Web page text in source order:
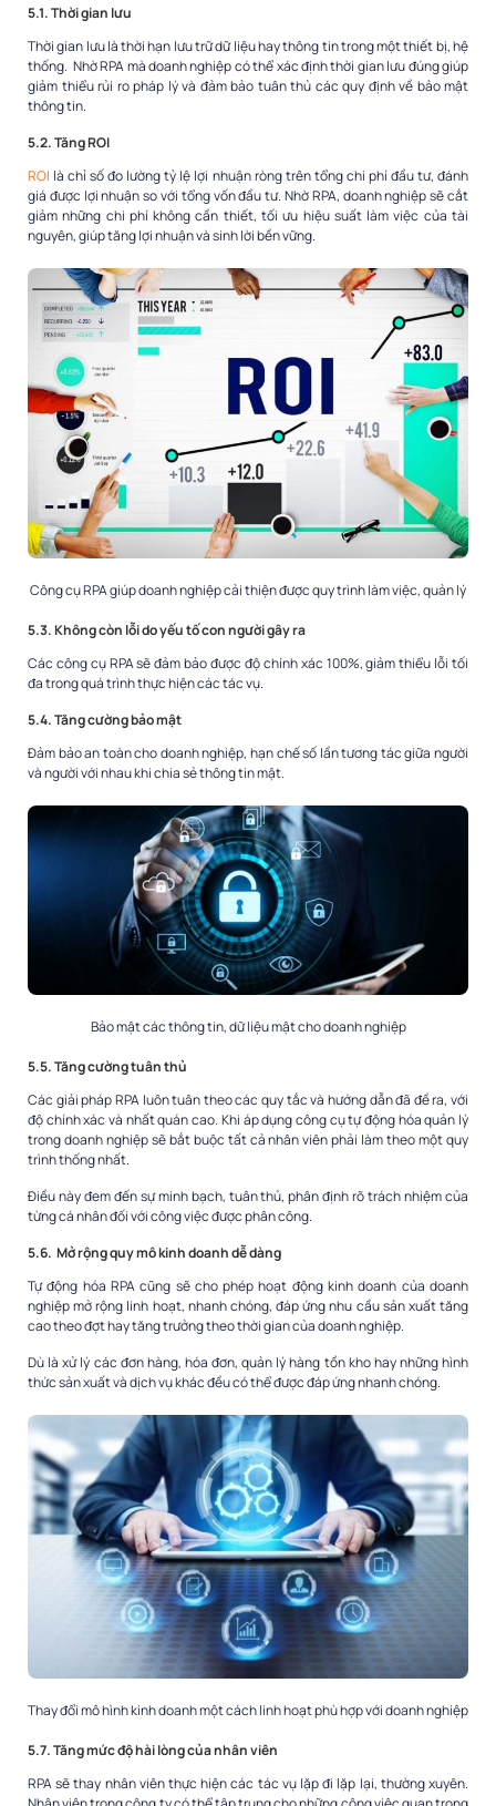
5.1. Thời gian lưu
Thời gian lưu là thời hạn lưu trữ dữ liệu hay thông tin trong một thiết bị, hệ
thống. Nhờ RPA mà doanh nghiệp có thể xác định thời gian lưu đúng giúp
giảm thiểu rủi ro pháp lý và đảm bảo tuân thủ các quy định về bảo mật
thông tin.
5.2. Tăng ROI
ROI là chỉ số đo lường tỷ lệ lợi nhuận ròng trên tổng chi phí đầu tư, đánh
giá được lợi nhuận so với tổng vốn đầu tư. Nhờ RPA, doanh nghiệp sẽ cắt
giảm những chi phí không cần thiết, tối ưu hiệu suất làm việc của tài
nguyên, giúp tăng lợi nhuận và sinh lời bền vững.
Công cụ RPA giúp doanh nghiệp cải thiện được quy trình làm việc, quản lý
5.3. Không còn lỗi do yếu tố con người gây ra
Các công cụ RPA sẽ đảm bảo được độ chính xác 100%, giảm thiểu lỗi tối
đa trong quá trình thực hiện các tác vụ.
5.4. Tăng cường bảo mật
Đảm bảo an toàn cho doanh nghiệp, hạn chế số lần tương tác giữa người
và người với nhau khi chia sẻ thông tin mật.
Bảo mật các thông tin, dữ liệu mật cho doanh nghiệp
5.5. Tăng cường tuân thủ
Các giải pháp RPA luôn tuân theo các quy tắc và hướng dẫn đã đề ra, với
độ chính xác và nhất quán cao. Khi áp dụng công cụ tự động hóa quản lý
trong doanh nghiệp sẽ bắt buộc tất cả nhân viên phải làm theo một quy
trình thống nhất.
Điều này đem đến sự minh bạch, tuân thủ, phân định rõ trách nhiệm của
từng cá nhân đối với công việc được phân công.
5.6. Mở rộng quy mô kinh doanh dễ dàng
Tự động hóa RPA cũng sẽ cho phép hoạt động kinh doanh của doanh
nghiệp mở rộng linh hoạt, nhanh chóng, đáp ứng nhu cầu sản xuất tăng
cao theo đợt hay tăng trưởng theo thời gian của doanh nghiệp.
Dù là xử lý các đơn hàng, hóa đơn, quản lý hàng tồn kho hay những hình
thức sản xuất và dịch vụ khác đều có thể được đáp ứng nhanh chóng.
Thay đổi mô hình kinh doanh một cách linh hoạt phù hợp với doanh nghiệp
5.7. Tăng mức độ hài lòng của nhân viên
RPA sẽ thay nhân viên thực hiện các tác vụ lặp đi lặp lại, thường xuyên.